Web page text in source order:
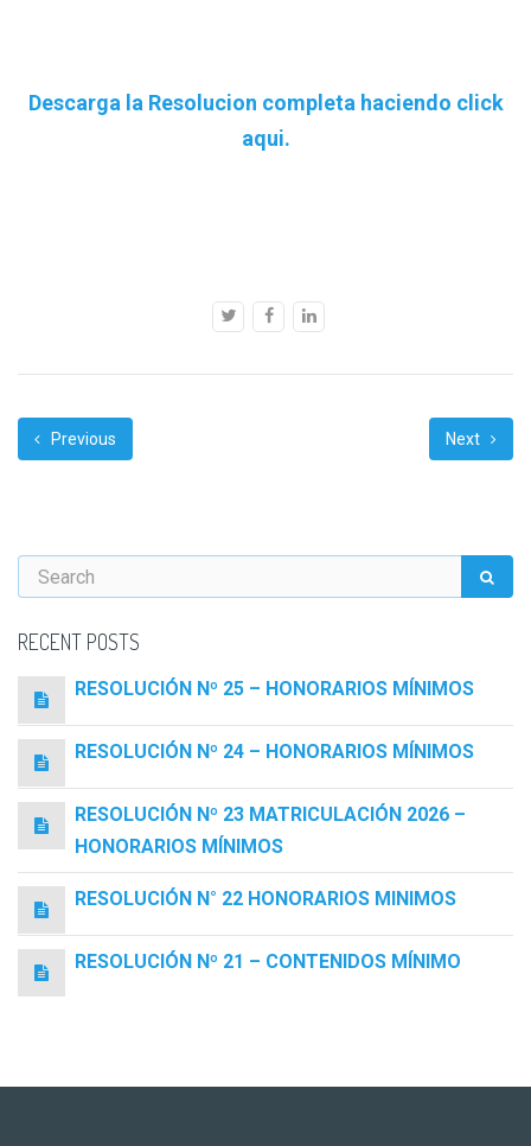
Descarga la Resolucion completa haciendo click
aqui.
Previous Next
RECENT POSTS
RESOLUCIÓN Nº 25 – HONORARIOS MÍNIMOS
RESOLUCIÓN Nº 24 – HONORARIOS MÍNIMOS
RESOLUCIÓN Nº 23 MATRICULACIÓN 2026 –
HONORARIOS MÍNIMOS
RESOLUCIÓN N° 22 HONORARIOS MINIMOS
RESOLUCIÓN Nº 21 – CONTENIDOS MÍNIMO